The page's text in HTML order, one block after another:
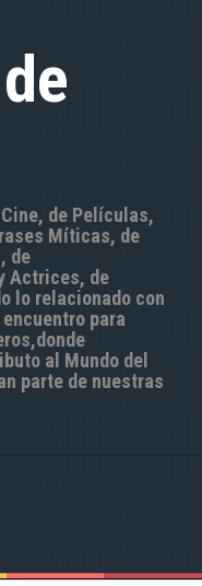
de Películas,
Míticas, de
de
Actrices, de
lo relacionado con
para
al Mundo del
parte de nuestras